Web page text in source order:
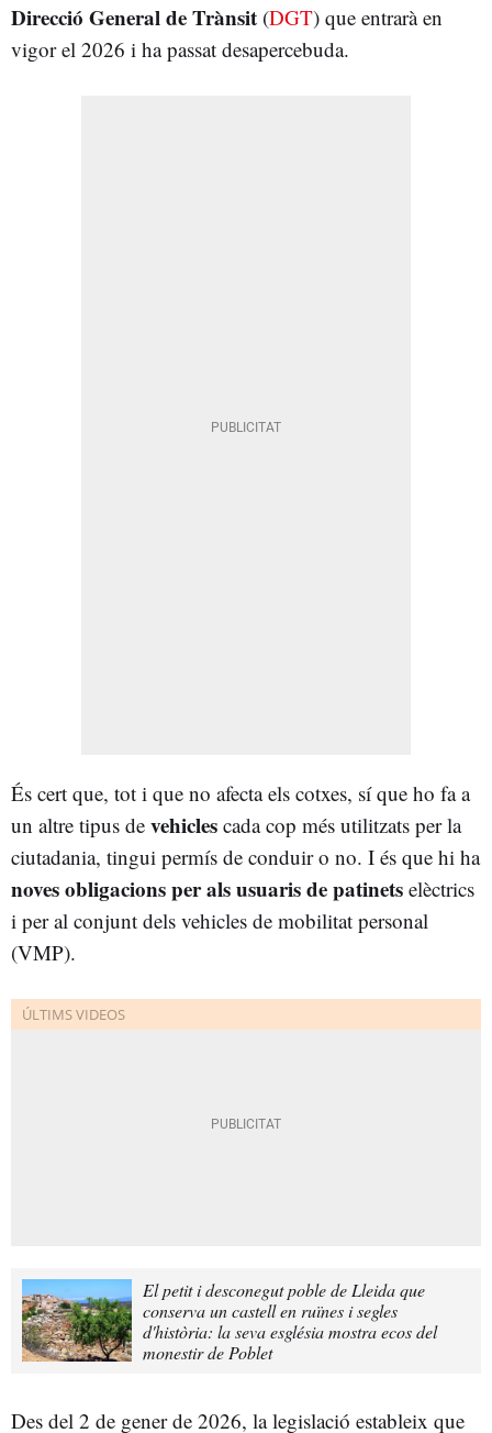
Direcció General de Trànsit (DGT) que entrarà en
vigor el 2026 i ha passat desapercebuda.
És cert que, tot i que no afecta els cotxes, sí que ho fa a
un altre tipus de vehicles cada cop més utilitzats per la
ciutadania, tingui permís de conduir o no. I és que hi ha
noves obligacions per als usuaris de patinets elèctrics
i per al conjunt dels vehicles de mobilitat personal
(VMP).
El petit i desconegut poble de Lleida que
conserva un castell en ruïnes i segles
d'història: la seva església mostra ecos del
monestir de Poblet
Des del 2 de gener de 2026, la legislació estableix que